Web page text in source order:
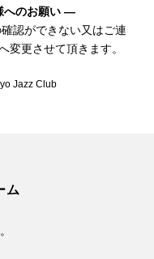
へのお願い —
認ができない又はご連
変更させて頂きます。
Jazz Club
ム